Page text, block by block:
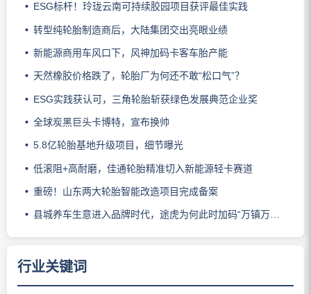
ESG标杆！玲珑云南可持续胶园项目获评最佳实践
转型纯轮胎制造商后，大陆集团交出亮眼业绩
新能源商用车风口下，风神加码卡客车胎产能
天然橡胶价格跌了，轮胎厂为何还不敢“松口气”？
ESG实践获认可，三角轮胎斩获绿色发展典范企业奖
全球炭黑巨头卡博特，宣布换帅
5.8亿轮胎基地升级项目，细节曝光
低滚阻+高耐磨，佳通轮胎精准切入新能源轻卡赛道
重磅！山东两大轮胎智能改造项目完成备案
县城养车生意进入品牌时代，途虎为何此时加码“万镇万店”？
行业关键词